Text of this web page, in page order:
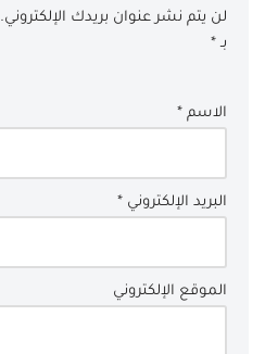
لن يتم نشر عنوان بريدك الإلكتروني.
بـ *
الاسم *
البريد الإلكتروني *
الموقع الإلكتروني